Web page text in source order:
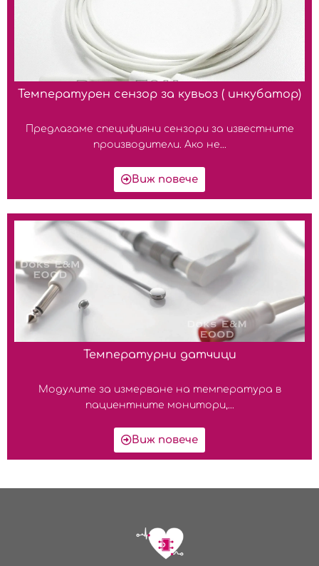
Температурен сензор за кувьоз ( инкубатор)
Предлагаме специфияни сензори за известните
производители. Ако не...
Виж повече
Температурни датчици
Модулите за измерване на температура в
пациентните монитори,...
Виж повече